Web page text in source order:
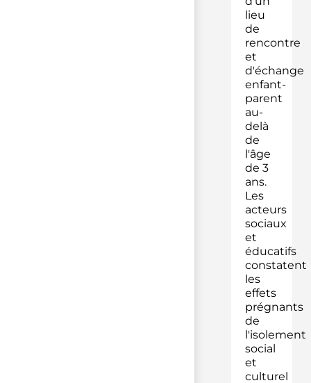
lieu
de
rencontre
et
d'échange
enfant-
parent
au-
delà
de
l'âge
de 3
ans.
Les
acteurs
sociaux
et
éducatifs
constatent
les
effets
prégnants
de
l'isolement
social
et
culturel